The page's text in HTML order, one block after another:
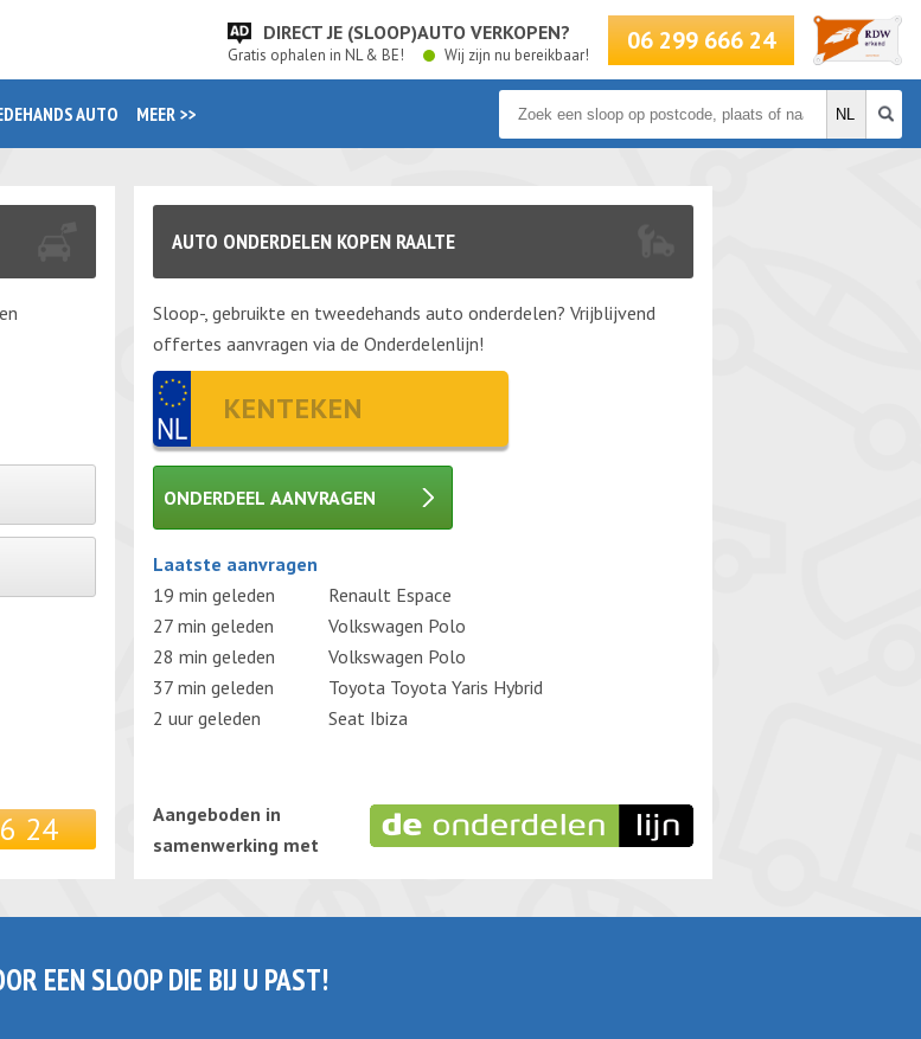
DIRECT JE (SLOOP)AUTO VERKOPEN?
Gratis ophalen in NL & BE! Wij zijn nu bereikbaar! 06 299 666 24
AUTO MEER >>
24
AUTO ONDERDELEN KOPEN RAALTE
Sloop-, gebruikte en tweedehands auto onderdelen? Vrijblijvend
offertes aanvragen via de Onderdelenlijn!
ONDERDEEL AANVRAGEN
Gelieve dit veld leeg te laten.
Laatste aanvragen
19 min geleden
Renault Espace
27 min geleden
Volkswagen Polo
28 min geleden
Volkswagen Polo
37 min geleden
Toyota Toyota Yaris Hybrid
2 uur geleden
Seat Ibiza
Aangeboden in
samenwerking met
EEN SLOOP DIE BIJ U PAST!